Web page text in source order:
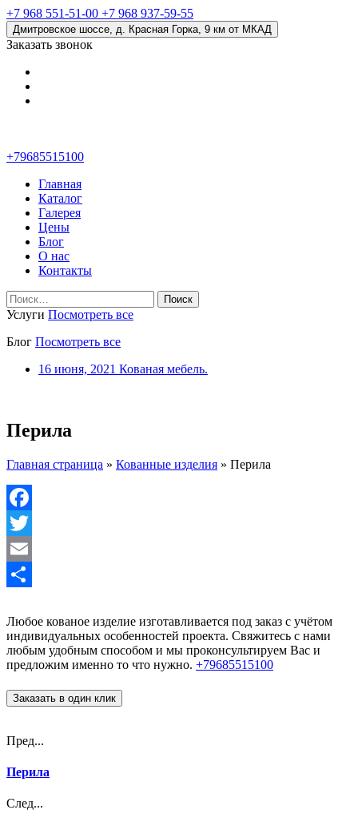
+7 968 551-51-00 +7 968 937-59-55
Дмитровское шоссе, д. Красная Горка, 9 км от МКАД
Заказать звонок
+79685515100
Главная
Каталог
Галерея
Цены
Блог
О нас
Контакты
Найти:
Услуги Посмотреть все
Блог Посмотреть все
16 июня, 2021 Кованая мебель.
Перила
Главная страница » Кованные изделия » Перила
Facebook
Twitter
Email
Любое кованое изделие изготавливается под заказ с учётом
индивидуальных особенностей проекта. Свяжитесь с нами
любым удобным способом и мы проконсультируем Вас и
предложим именно то что нужно. +79685515100
Заказать в один клик
Пред...
Перила
След...